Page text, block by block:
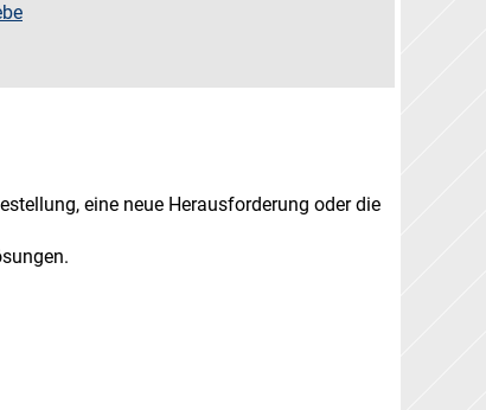
eine neue Herausforderung oder die